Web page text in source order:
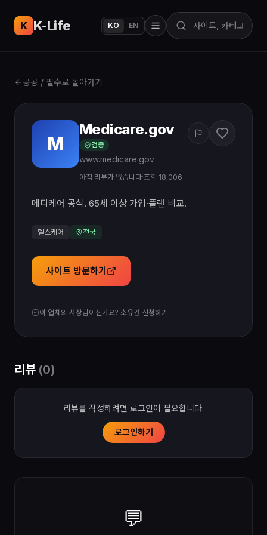
K K-Life KO EN
공공 / 필수로 돌아가기
M
Medicare.gov
검증
www.medicare.gov
아직 리뷰가 없습니다·조회 18,006
메디케어 공식. 65세 이상 가입·플랜 비교.
헬스케어 전국
사이트 방문하기
이 업체의 사장님이신가요? 소유권 신청하기
리뷰 (0)
리뷰를 작성하려면 로그인이 필요합니다.
로그인하기
💬